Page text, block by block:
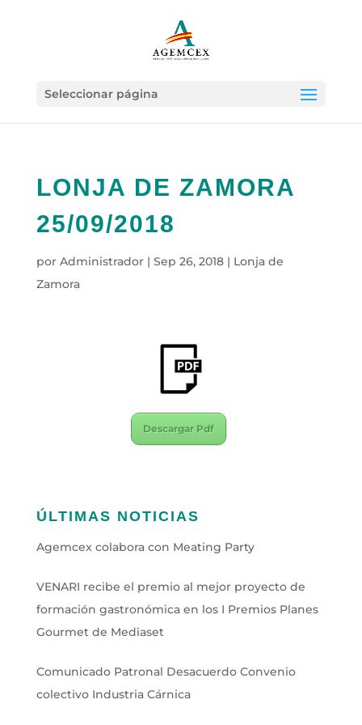
Seleccionar página
LONJA DE ZAMORA
25/09/2018
por Administrador| Sep 26, 2018| Lonja de
Zamora
Descargar Pdf
ÚLTIMAS NOTICIAS
Agemcex colabora con Meating Party
VENARI recibe el premio al mejor proyecto de
formación gastronómica en los I Premios Planes
Gourmet de Mediaset
Comunicado Patronal Desacuerdo Convenio
colectivo Industria Cárnica